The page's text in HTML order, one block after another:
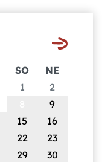
SO
NE
1
2
9
15
16
22
23
29
30